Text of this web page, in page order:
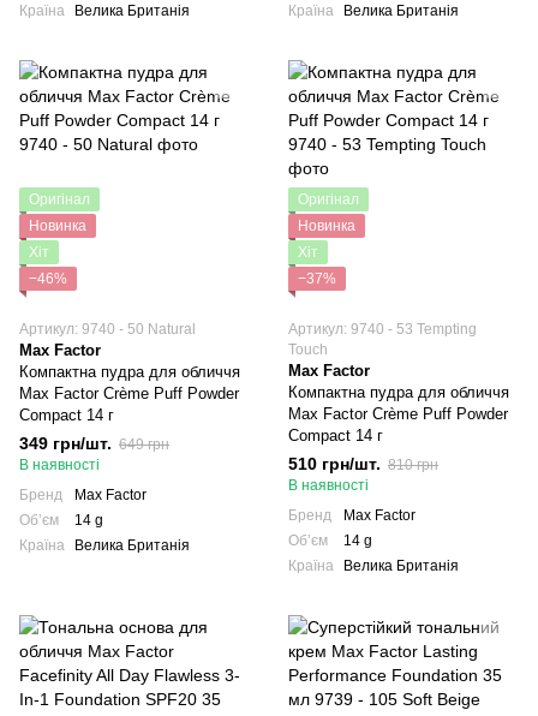
Країна
Велика Британія
Країна
Велика Британія
Оригінал
Новинка
Хіт
−46%
Артикул: 9740 - 50 Natural
Max Factor
Компактна пудра для обличчя
Max Factor Crème Puff Powder
Compact 14 г
349 грн/шт. 649 грн
В наявності
Бренд
Max Factor
Обʼєм
14 g
Країна
Велика Британія
Оригінал
Новинка
Хіт
−37%
Артикул: 9740 - 53 Tempting
Touch
Max Factor
Компактна пудра для обличчя
Max Factor Crème Puff Powder
Compact 14 г
510 грн/шт. 810 грн
В наявності
Бренд
Max Factor
Обʼєм
14 g
Країна
Велика Британія